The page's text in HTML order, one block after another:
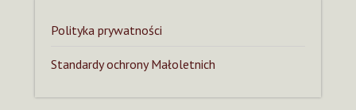
Polityka prywatności
Standardy ochrony Małoletnich